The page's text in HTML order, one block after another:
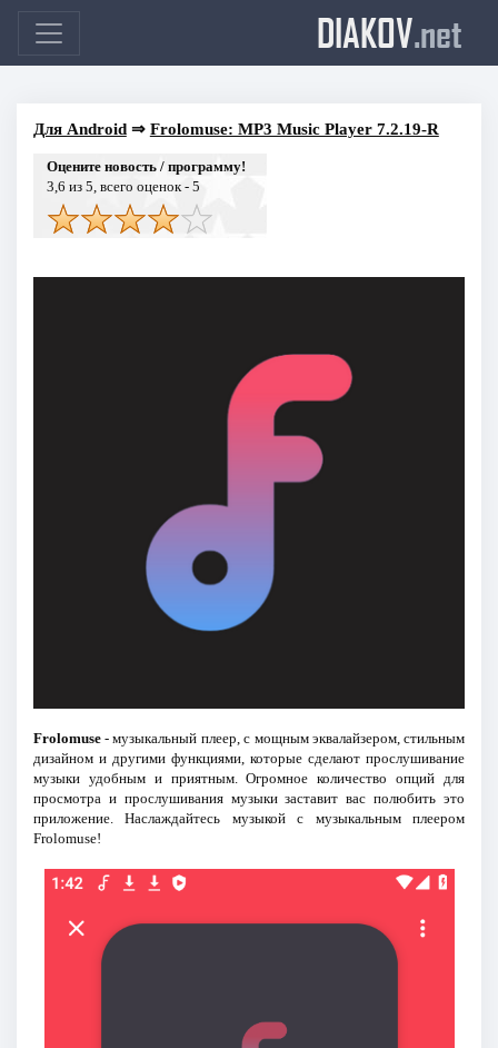
DIAKOV.net
Для Android⇒ Frolomuse: MP3 Music Player 7.2.19-R
Оцените новость / программу!
3,6 из 5, всего оценок - 5
Frolomuse- музыкальный плеер, с мощным эквалайзером, стильным
дизайном и другими функциями, которые сделают прослушивание
музыки удобным и приятным. Огромное количество опций для
просмотра и прослушивания музыки заставит вас полюбить это
приложение. Наслаждайтесь музыкой с музыкальным плеером
Frolomuse!